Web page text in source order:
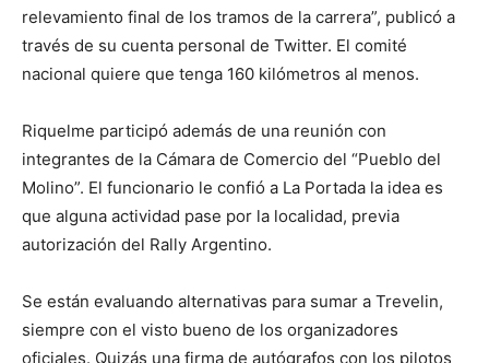
relevamiento final de los tramos de la carrera”, publicó a
través de su cuenta personal de Twitter. El comité
nacional quiere que tenga 160 kilómetros al menos.
Riquelme participó además de una reunión con
integrantes de la Cámara de Comercio del “Pueblo del
Molino”. El funcionario le confió a La Portada la idea es
que alguna actividad pase por la localidad, previa
autorización del Rally Argentino.
Se están evaluando alternativas para sumar a Trevelin,
siempre con el visto bueno de los organizadores
oficiales. Quizás una firma de autógrafos con los pilotos